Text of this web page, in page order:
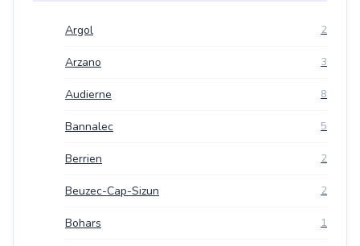
Argol 2
Arzano 3
Audierne 8
Bannalec 5
Berrien 2
Beuzec-Cap-Sizun 2
Bohars 1